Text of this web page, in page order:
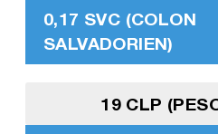
0,17 SVC (COLON
SALVADORIEN)
19 CLP